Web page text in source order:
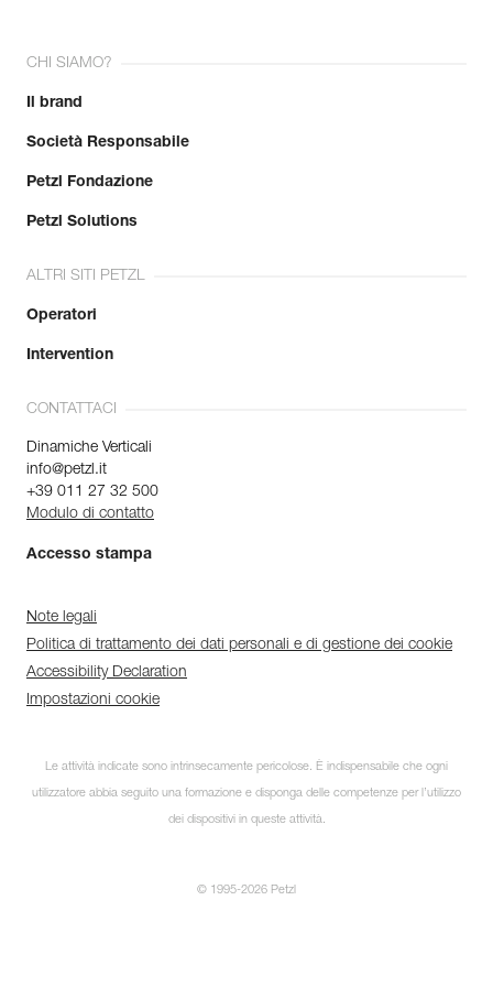
CHI SIAMO?
Il brand
Società Responsabile
Petzl Fondazione
Petzl Solutions
ALTRI SITI PETZL
Operatori
Intervention
CONTATTACI
Dinamiche Verticali
info@petzl.it
+39 011 27 32 500
Modulo di contatto
Accesso stampa
Note legali
Politica di trattamento dei dati personali e di gestione dei cookie
Accessibility Declaration
Impostazioni cookie
Le attività indicate sono intrinsecamente pericolose. È indispensabile che ogni
utilizzatore abbia seguito una formazione e disponga delle competenze per l’utilizzo
dei dispositivi in queste attività.
© 1995-2026 Petzl